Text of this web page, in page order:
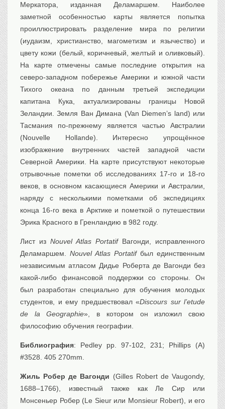
Букинистика
Оружие, военная атрибутика
Выставочные
Досуг
Меркатора, изданная Деламаршем. Наиболее
заметной особенностью карты является попытка
проиллюстрировать разделение мира по религии
(иудаизм, христианство, магометизм и язычество) и
цвету кожи (белый, коричневый, желтый и оливковый).
На карте отмечены самые последние открытия на
северо-западном побережье Америки и южной части
Тихого океана по данным третьей экспедиции
капитана Кука, актуализированы границы Новой
Зеландии. Земля Ван Димана (Van Diemen’s land) или
Тасмания по-прежнему является частью Австралии
(Nouvelle Hollande). Интересно упрощённое
изображение внутренних частей западной части
Северной Америки. На карте присутствуют некоторые
отрывочные пометки об исследованиях 17-го и 18-го
веков, в основном касающиеся Америки и Австралии,
наряду с несколькими пометками об экспедициях
конца 16-го века в Арктике и пометкой о путешествии
Эрика Красного в Гренландию в 982 году.
Лист из Nouvel Atlas PortatifВагонди, исправленного
Деламаршем. Nouvel Atlas Portatifбыл единственным
независимым атласом Дидье Роберта де Вагонди без
какой-либо финансовой поддержки со стороны. Он
был разработан специально для обучения молодых
студентов, и ему предшествовал «Discours sur l’etude
de la Geographie», в котором он изложил свою
философию обучения географии.
Библиография: Pedley pp. 97-102, 231; Phillips (A)
#3528. 405 270mm.
Жиль Робер де Вагонди (Gilles Robert de Vaugondy,
1688–1766), известный также как Ле Сир или
Монсеньер Робер (Le Sieur или Monsieur Robert), и его